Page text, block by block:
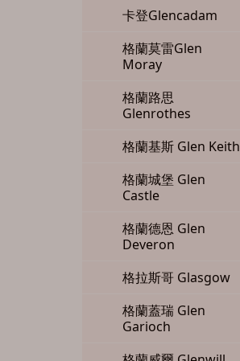
卡登Glencadam
格蘭莫雷Glen
Moray
格蘭路思
Glenrothes
格蘭基斯 Glen Keith
格蘭城堡 Glen
Castle
格蘭德恩 Glen
Deveron
格拉斯哥 Glasgow
格蘭蓋瑞 Glen
Garioch